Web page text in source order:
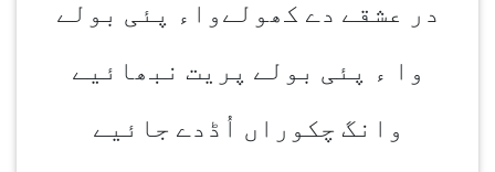
در عشقے دے کھولےواء پئی بولے
وا ء پئی بولے پریت نبھائیے
وانگ چکوراں اُڈدے جائیے